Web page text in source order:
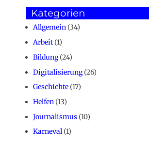
Kategorien
Allgemein (34)
Arbeit(1)
Bildung(24)
Digitalisierung(26)
Geschichte (17)
Helfen (13)
Journalismus (10)
Karneval (1)